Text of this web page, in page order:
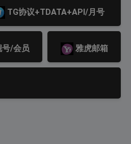
TG协议+TDATA+API/月号
号/会员 雅虎邮箱